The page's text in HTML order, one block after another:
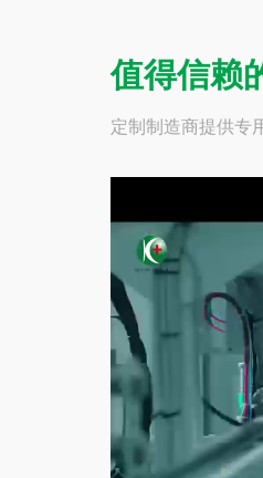
值得信赖
定制制造商提供专